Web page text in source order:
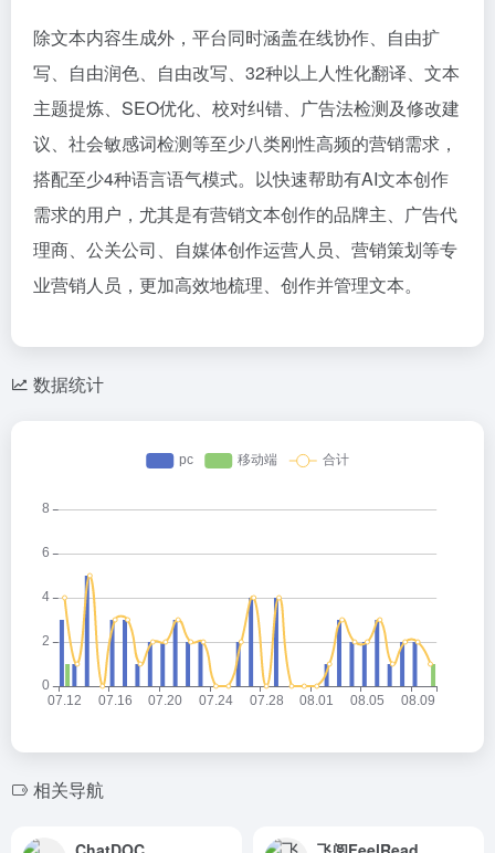
除文本内容生成外，平台同时涵盖在线协作、自由扩
写、自由润色、自由改写、32种以上人性化翻译、文本
主题提炼、SEO优化、校对纠错、广告法检测及修改建
议、社会敏感词检测等至少八类刚性高频的营销需求，
搭配至少4种语言语气模式。以快速帮助有AI文本创作
需求的用户，尤其是有营销文本创作的品牌主、广告代
理商、公关公司、自媒体创作运营人员、营销策划等专
业营销人员，更加高效地梳理、创作并管理文本。
数据统计
相关导航